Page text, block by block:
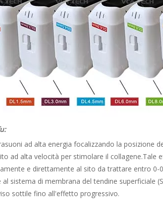
ad alta energia focalizzando la posizione
ad alta velocità per stimolare il
e direttamente al sito da trattare entro
sistema di membrana del tendine superficiale
sottile fino all'effetto progressivo.